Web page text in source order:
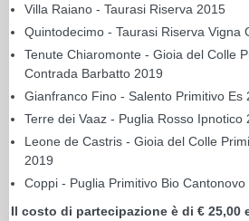
Villa Raiano - Taurasi Riserva 2015
Quintodecimo - Taurasi Riserva Vigna
Tenute Chiaromonte - Gioia del Colle
Contrada Barbatto 2019
Gianfranco Fino - Salento Primitivo Es
Terre dei Vaaz - Puglia Rosso Ipnotico
Leone de Castris - Gioia del Colle
2019
Coppi - Puglia Primitivo Bio Cantonovo
Il costo di partecipazione è di € 25,00